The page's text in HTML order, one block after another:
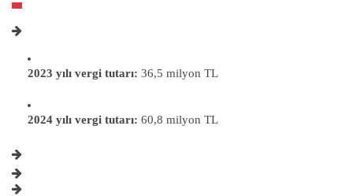
2023 yılı vergi tutarı: 36,5 milyon TL
2024 yılı vergi tutarı: 60,8 milyon TL